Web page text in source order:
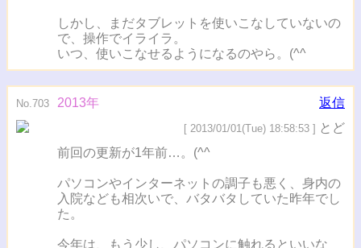
しかし、まだタブレットを使いこなしていないの
で、操作でイライラ。
いつ、使いこなせるようになるのやら。(^^ゞ
No.703 2013年 返信
[ 2013/01/01(Tue) 18:58:53 ] とど
前回の更新が1年前…。(^^ゞ
パソコンやインターネットの調子も悪く、身内の
入院なども相次いで、バタバタしていた昨年でし
た。
今年は、もう少し、パソコンに触れるといいな